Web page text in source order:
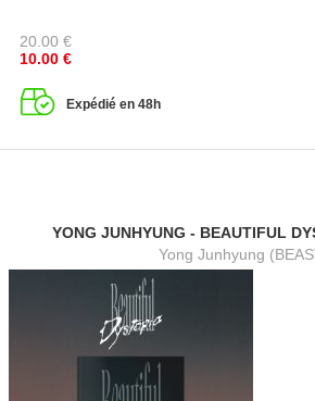
20.00 €
10.00 €
Expédié en 48h
YONG JUNHYUNG - BEAUTIFUL
Yong Junhyung